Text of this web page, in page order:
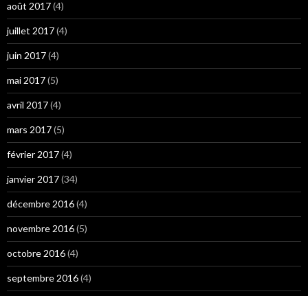
août 2017(4)
juillet 2017(4)
juin 2017(4)
mai 2017(5)
avril 2017(4)
mars 2017(5)
février 2017(4)
janvier 2017(34)
décembre 2016(4)
novembre 2016(5)
octobre 2016(4)
septembre 2016(4)